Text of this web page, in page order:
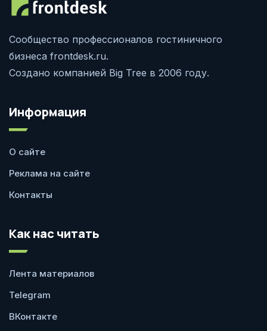
Сообщество профессионалов гостиничного
бизнеса frontdesk.ru.
Создано компанией Big Tree в 2006 году.
Информация
О сайте
Реклама на сайте
Контакты
Как нас читать
Лента материалов
Telegram
ВКонтакте